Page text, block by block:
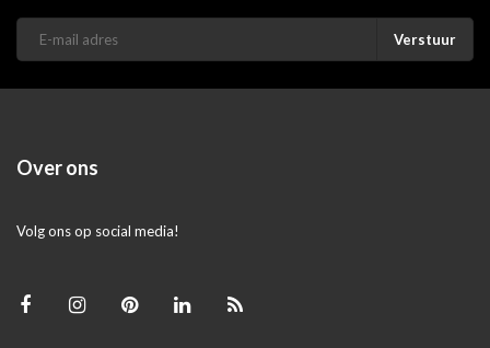
Verstuur
Over ons
Volg ons op social media!